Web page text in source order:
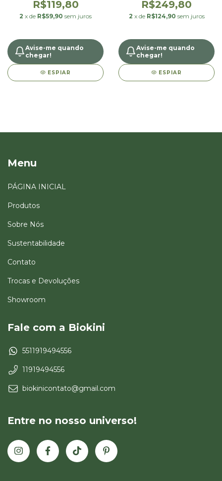
R$119,80
2 x de R$59,90 sem juros
Avise-me quando
chegar!
ESPIAR
R$249,80
2 x de R$124,90 sem juros
Avise-me quando
chegar!
ESPIAR
Menu
PÁGINA INICIAL
Produtos
Sobre Nós
Sustentabilidade
Contato
Trocas e Devoluções
Showroom
Fale com a Biokini
5511919494556
11919494556
biokinicontato@gmail.com
Entre no nosso universo!